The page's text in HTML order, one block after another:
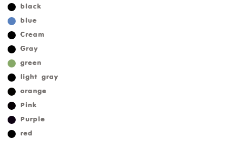
black
blue
Cream
Gray
green
light gray
orange
Pink
Purple
red